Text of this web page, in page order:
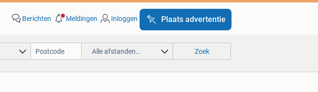
Berichten Meldingen Inloggen Plaats advertentie
Alle afstanden… Zoek